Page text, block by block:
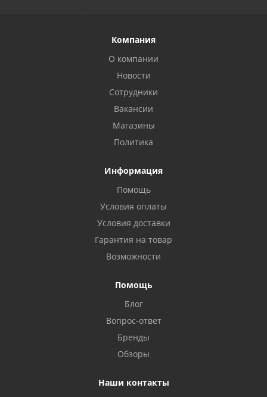
Компания
О компании
Новости
Сотрудники
Вакансии
Магазины
Политика
Информация
Помощь
Условия оплаты
Условия доставки
Гарантия на товар
Возможности
Помощь
Блог
Вопрос-ответ
Бренды
Обзоры
Наши контакты